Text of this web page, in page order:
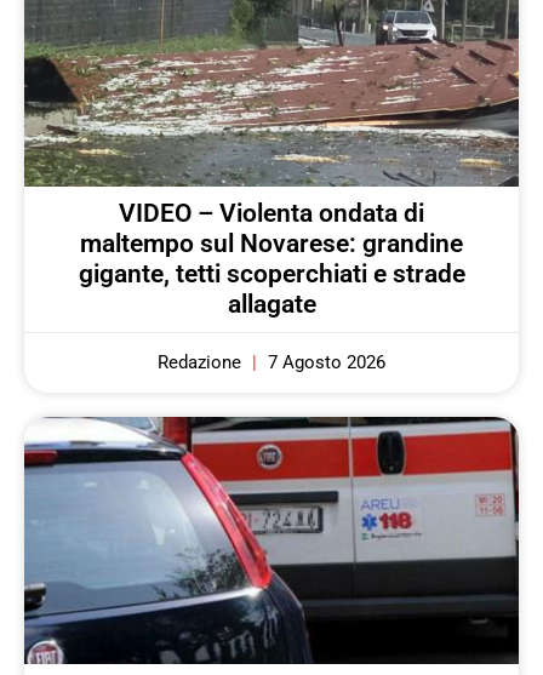
VIDEO – Violenta ondata di
maltempo sul Novarese: grandine
gigante, tetti scoperchiati e strade
allagate
Redazione 7 Agosto 2026